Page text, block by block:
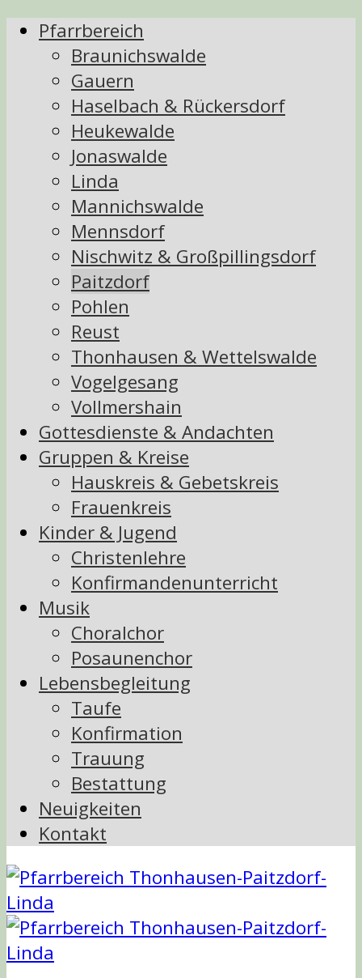
Pfarrbereich
Braunichswalde
Gauern
Haselbach & Rückersdorf
Heukewalde
Jonaswalde
Linda
Mannichswalde
Mennsdorf
Nischwitz & Großpillingsdorf
Paitzdorf
Pohlen
Reust
Thonhausen & Wettelswalde
Vogelgesang
Vollmershain
Gottesdienste & Andachten
Gruppen & Kreise
Hauskreis & Gebetskreis
Frauenkreis
Kinder & Jugend
Christenlehre
Konfirmandenunterricht
Musik
Choralchor
Posaunenchor
Lebensbegleitung
Taufe
Konfirmation
Trauung
Bestattung
Neuigkeiten
Kontakt